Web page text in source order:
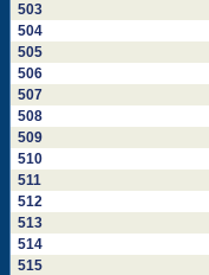
503
504
505
506
507
508
509
510
511
512
513
514
515